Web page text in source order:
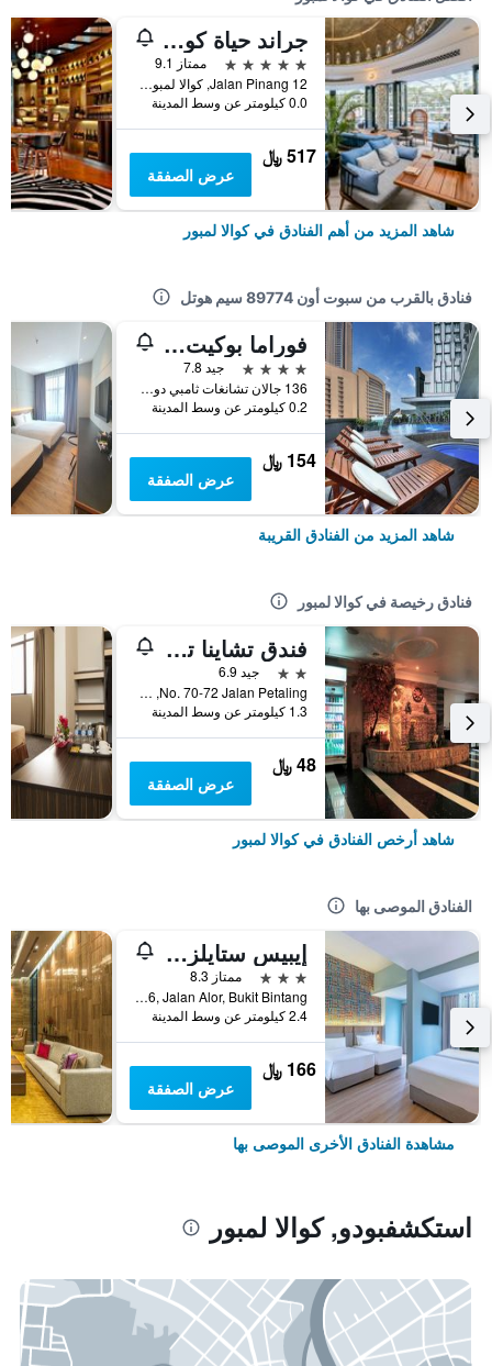
جراند حياة كوالالمبور
5 نجوم
ممتاز 9.1
12 Jalan Pinang, كوالا لمبور, ماليزيا
0.0 كيلومتر عن وسط المدينة
517 ﷼
عرض الصفقة
شاهد المزيد من أهم الفنادق في كوالا لمبور
فنادق بالقرب من سبوت أون 89774 سيم هوتل
فوراما بوكيت بينتانغ، كوالالمبور
4 نجوم
جيد 7.8
136 جالان تشانغات ثامبي دولا, كوالا لمبور, ماليزيا
0.2 كيلومتر عن وسط المدينة
154 ﷼
عرض الصفقة
شاهد المزيد من الفنادق القريبة
فنادق رخيصة في كوالا لمبور
فندق تشاينا تاون 2
2 نجمتين
جيد 6.9
No. 70-72 Jalan Petaling, كوالا لمبور, ماليزيا
1.3 كيلومتر عن وسط المدينة
48 ﷼
عرض الصفقة
شاهد أرخص الفنادق في كوالا لمبور
الفنادق الموصى بها
إيبيس ستايلز كوالا لمبور بوكيت بينتانج
3 نجوم
ممتاز 8.3
No.16, Jalan Alor, Bukit Bintang, كوالا لمبور, ماليزيا
2.4 كيلومتر عن وسط المدينة
166 ﷼
عرض الصفقة
مشاهدة الفنادق الأخرى الموصى بها
استكشفبودو, كوالا لمبور